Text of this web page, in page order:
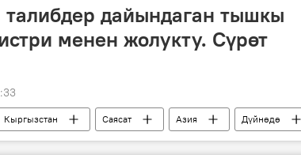
дайындаган тышкы
менен жолукту. Сүрөт
Кыргызстан Саясат Азия
Дүйнөдө
Масадыков жолугушуу